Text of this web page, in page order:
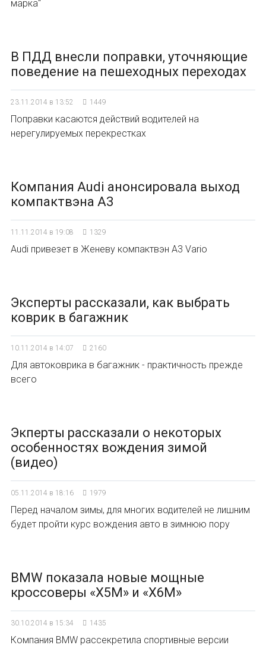
марка"
В ПДД внесли поправки, уточняющие
поведение на пешеходных переходах
23.11.2014 в 13:52 1449
Поправки касаются действий водителей на
нерегулируемых перекрестках
Компания Audi анонсировала выход
компактвэна А3
11.11.2014 в 19:08 1329
Audi привезет в Женеву компактвэн A3 Vario
Эксперты рассказали, как выбрать
коврик в багажник
10.11.2014 в 14:07 2160
Для автоковрика в багажник - практичность прежде
всего
Экперты рассказали о некоторых
особенностях вождения зимой
(видео)
05.11.2014 в 18:16 1979
Перед началом зимы, для многих водителей не лишним
будет пройти курс вождения авто в зимнюю пору
BMW показала новые мощные
кроссоверы «X5M» и «X6M»
30.10.2014 в 15:34 1435
Компания BMW рассекретила спортивные версии